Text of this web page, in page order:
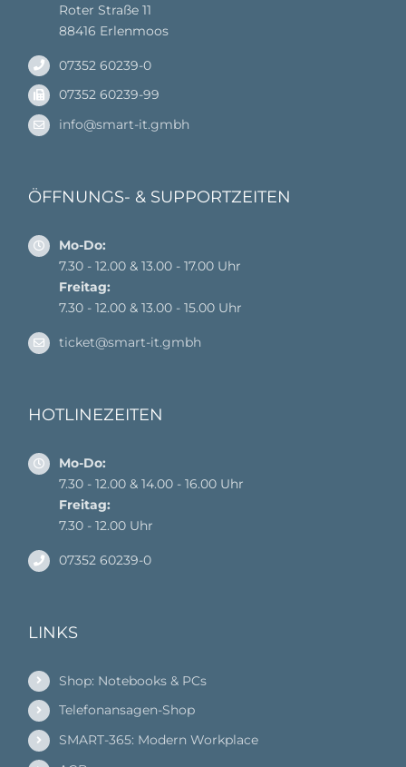
Roter Straße 11
88416 Erlenmoos
07352 60239-0
07352 60239-99
info@smart-it.gmbh
ÖFFNUNGS- & SUPPORTZEITEN
Mo-Do:
7.30 - 12.00 & 13.00 - 17.00 Uhr
Freitag:
7.30 - 12.00 & 13.00 - 15.00 Uhr
ticket@smart-it.gmbh
HOTLINEZEITEN
Mo-Do:
7.30 - 12.00 & 14.00 - 16.00 Uhr
Freitag:
7.30 - 12.00 Uhr
07352 60239-0
LINKS
Shop: Notebooks & PCs
Telefonansagen-Shop
SMART-365: Modern Workplace